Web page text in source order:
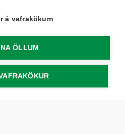
á vafrakökum
ÖLLUM